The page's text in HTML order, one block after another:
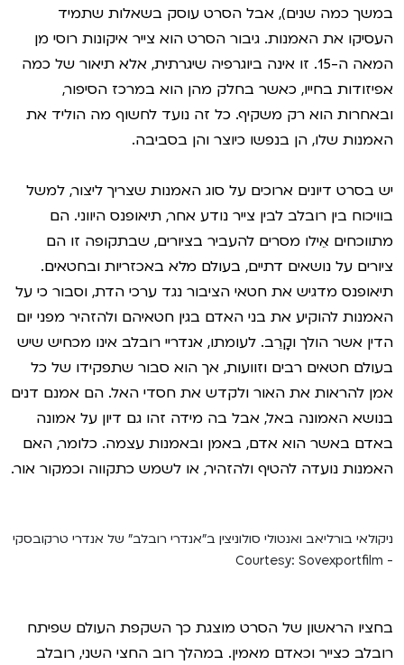
במשך כמה שנים), אבל הסרט עוסק בשאלות שתמיד
העסיקו את האמנות. גיבור הסרט הוא צייר איקונות רוסי מן
המאה ה-15. זו אינה ביוגרפיה שיגרתית, אלא תיאור של כמה
אפיזודות בחייו, כאשר בחלק מהן הוא במרכז הסיפור,
ובאחרות הוא רק משקיף. כל זה נועד לחשוף מה הוליד את
האמנות שלו, הן בנפשו כיוצר והן בסביבה.
יש בסרט דיונים ארוכים על סוג האמנות שצריך ליצור, למשל
בוויכוח בין רובלב לבין צייר נודע אחר, תיאופנס היווני. הם
מתווכחים אֵילו מסרים להעביר בציורים, שבתקופה זו הם
ציורים על נושאים דתיים, בעולם מלא באכזריות ובחטאים.
תיאופנס מדגיש את חטאי הציבור נגד ערכי הדת, וסבור כי על
האמנות להוקיע את בני האדם בגין חטאיהם ולהזהיר מפני יום
הדין אשר הולך וקָרֵב. לעומתו, אנדריי רובלב אינו מכחיש שיש
בעולם חטאים רבים וזוועות, אך הוא סבור שתפקידו של כל
אמן להראות את האור ולקדש את חסדי האל. הם אמנם דנים
בנושא האמונה באל, אבל בה מידה זהו גם דיון על אמונה
באדם באשר הוא אדם, באמן ובאמנות עצמה. כלומר, האם
האמנות נועדה להטיף ולהזהיר, או לשמש כתקווה וכמקור אור.
ניקולאי בורליאב ואנטולי סולוניצין ב"אנדרי רובלב" של אנדרי טרקובסקי
- Courtesy: Sovexportfilm
בחציו הראשון של הסרט מוצגת כך השקפת העולם שפיתח
רובלב כצייר וכאדם מאמין. במהלך רוב החצי השני, רובלב